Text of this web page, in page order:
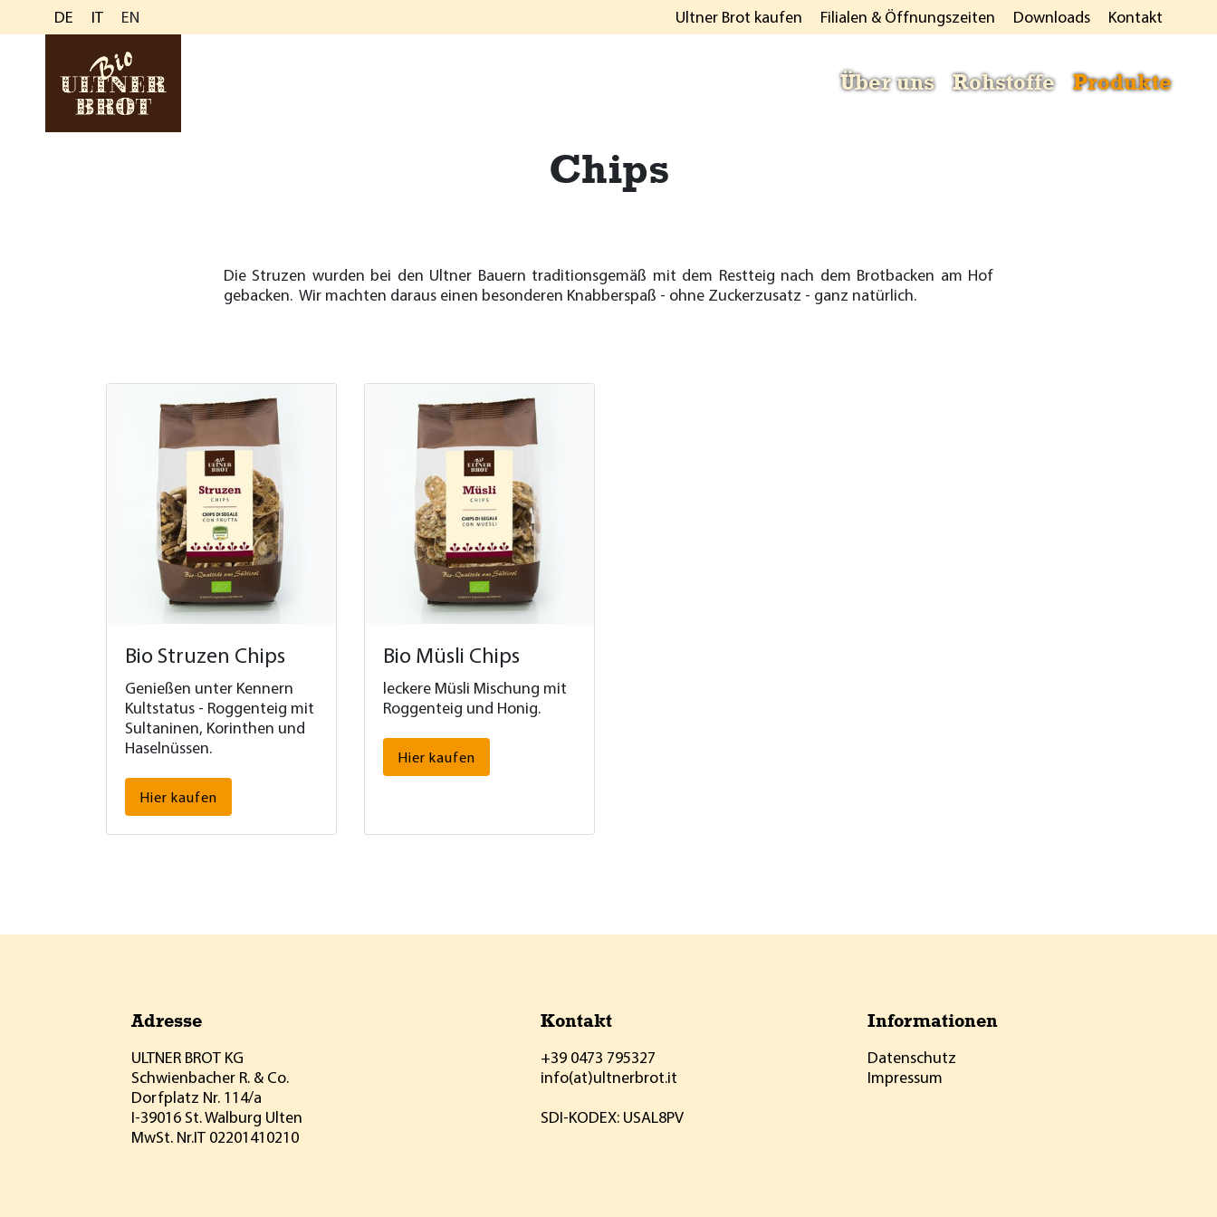
DE IT EN Ultner Brot kaufen Filialen & Öffnungszeiten Downloads Kontakt
Über uns Rohstoffe Produkte
Chips
Die Struzen wurden bei den Ultner Bauern traditionsgemäß mit dem Restteig nach dem Brotbacken am Hof
gebacken. Wir machten daraus einen besonderen Knabberspaß - ohne Zuckerzusatz - ganz natürlich.
Bio Struzen Chips
Genießen unter Kennern
Kultstatus - Roggenteig mit
Sultaninen, Korinthen und
Haselnüssen.
Hier kaufen
Bio Müsli Chips
leckere Müsli Mischung mit
Roggenteig und Honig.
Hier kaufen
Adresse
ULTNER BROT KG
Schwienbacher R. & Co.
Dorfplatz Nr. 114/a
I-39016 St. Walburg Ulten
MwSt. Nr.IT 02201410210
Kontakt
+39 0473 795327
info(at)ultnerbrot.it
SDI-KODEX: USAL8PV
Informationen
Datenschutz
Impressum